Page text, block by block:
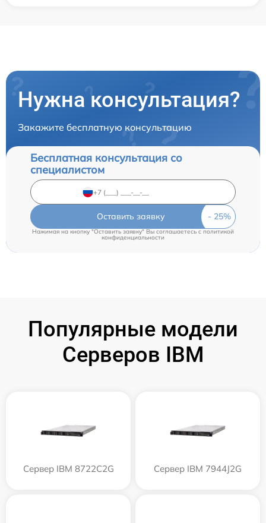
Нужна консультация?
Закажите бесплатную консультацию
Бесплатная консультация со
специалистом
Оставить заявку
Нажимая на кнопку "Оставить заявку" Вы соглашаетесь c политикой
конфиденциальности
Популярные модели
Серверов IBM
Сервер IBM 8722C2G Сервер IBM 7944J2G